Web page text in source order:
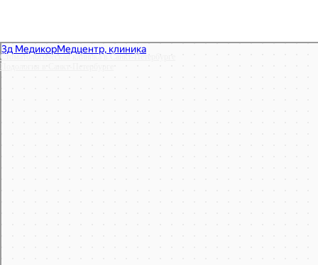
Стоматологическая клиника в Санкт‑Петербурге